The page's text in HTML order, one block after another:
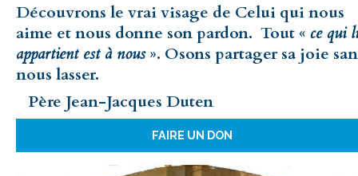
Découvrons le vrai visage de Celui qui nous
aime et nous donne son pardon. Tout « ce qui
appartient est à nous». Osons partager sa joie
nous lasser.
Père Jean-Jacques Duten
FAIRE UN DON